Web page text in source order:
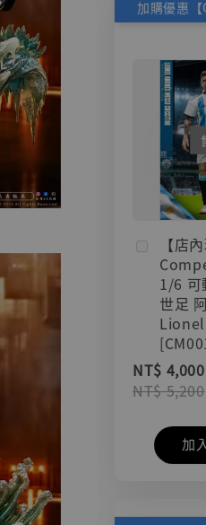
【店
1/6 可
世足
NT$ 4,000
NT$ 5,200
加